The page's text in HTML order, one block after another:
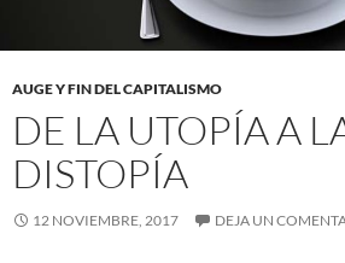
AUGE Y FIN DEL CAPITALISMO
DE LA UTOPÍA A
DISTOPÍA
12 NOVIEMBRE, 2017 DEJA UN